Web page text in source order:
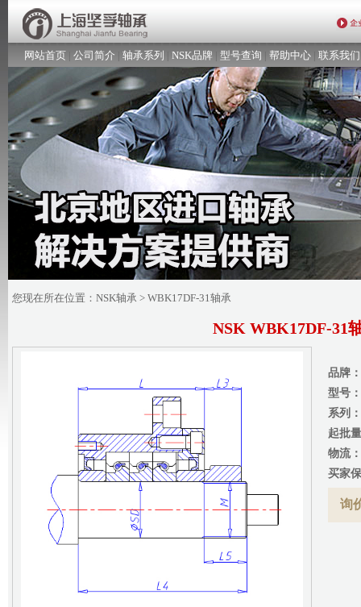
网站首页 公司简介 轴承系列 NSK品牌 型号查询 帮助中心 联系我们
您现在所在位置： NSK轴承 > WBK17DF-31轴承
NSK WBK17DF-31
品牌：
型号：
系列：
起批
物流：
买家
询